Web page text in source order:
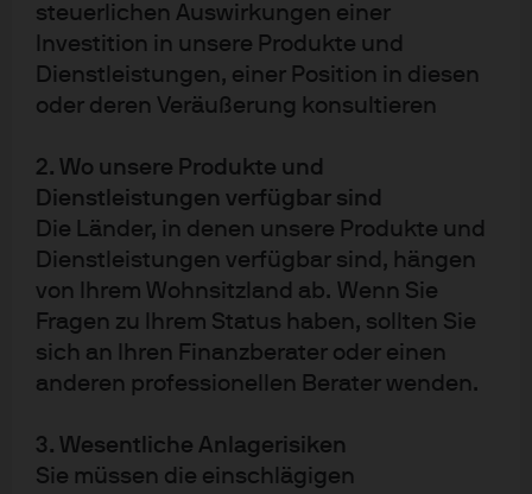
steuerlichen Auswirkungen einer
Investition in unsere Produkte und
Dienstleistungen, einer Position in diesen
oder deren Veräußerung konsultieren
2. Wo unsere Produkte und
Dienstleistungen verfügbar sind
Die Länder, in denen unsere Produkte und
Dienstleistungen verfügbar sind, hängen
von Ihrem Wohnsitzland ab. Wenn Sie
Fragen zu Ihrem Status haben, sollten Sie
sich an Ihren Finanzberater oder einen
anderen professionellen Berater wenden.
3. Wesentliche Anlagerisiken
Sie müssen die einschlägigen
Vermögensverwaltungsgeschäft von JPMorgan Chase &
Co. und seiner verbundenen Unternehmen weltweit.
Telefonanrufe bei J.P. Morgan Asset Management
können aus rechtlichen Gründen sowie zu Schulungs–
der Korrespondenz mit Ihnen in Übereinstimmung mit
der EMEA-Datenschutzrichtlinie von J.P. Morgan Asset
Management erfasst, gespeichert und verarbeitet. Die
EMEA-Datenschutzrichtlinie finden Sie auf folgender
Website: www.jpmorgan.com/emea-privacy-policy
Herausgeber in Deutschland: JPMorgan Asset
Taunustor 1 D-60310 Frankfurt am Main. Herausgeber in
Österreich: JPMorgan Asset Management (Europe) S.à